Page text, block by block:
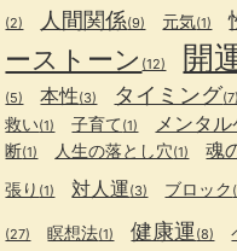
(2) 人間関係(9) 元気(1)
ーストーン (12) 開
(5) 本性(3) タイミング(7)
救い(1) 子育て(1) メンタル
断(1) 人生の落とし穴(1) 魂
張り (1) 対人運(3) ブロック
(27) 瞑想法(1) 健康運(8)